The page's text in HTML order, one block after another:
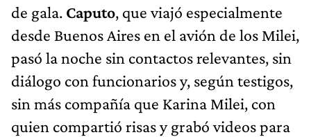
de gala. Caputo, que viajó especialmente
desde Buenos Aires en el avión de los Milei,
pasó la noche sin contactos relevantes, sin
diálogo con funcionarios y, según testigos,
sin más compañía que Karina Milei, con
quien compartió risas y grabó videos para